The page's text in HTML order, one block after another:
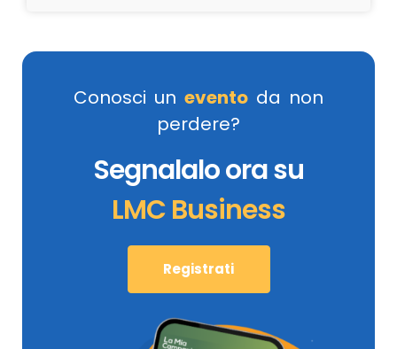
Conosci un evento da non
perdere?
Segnalalo ora su
LMC Business
Registrati